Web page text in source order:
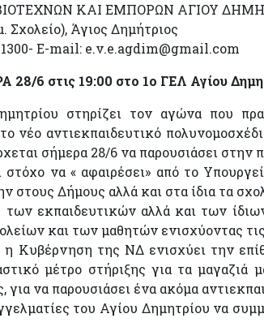
ΚΑΙ ΕΜΠΟΡΩΝ ΑΓΙΟΥ
Σχολείο), Άγιος Δημήτριος
E-mail: e.v.e.agdim@gmail.com
28/6 στις 19:00 στο 1ο ΓΕΛ Αγίου
στηρίζει τον αγώνα που
νέο αντιεκπαιδευτικό
σήμερα 28/6 να παρουσιάσει στην
στόχο να « αφαιρέσει» από το
στους Δήμους αλλά και στα ίδια τα
των εκπαιδευτικών αλλά και των
και των μαθητών ενισχύοντας
η Κυβέρνηση της ΝΔ ενισχύει την
μέτρο στήριξης για τα μαγαζιά
για να παρουσιάσει ένα ακόμα
του Αγίου Δημητρίου να